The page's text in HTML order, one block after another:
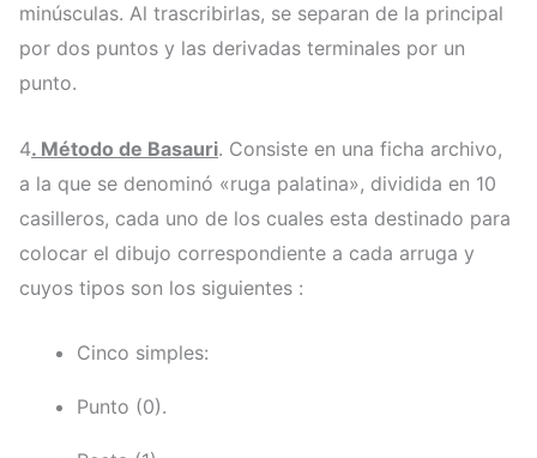
minúsculas. Al trascribirlas, se separan de la principal
por dos puntos y las derivadas terminales por un
punto.
4. Método de Basauri. Consiste en una ficha archivo,
a la que se denominó «ruga palatina», dividida en 10
casilleros, cada uno de los cuales esta destinado para
colocar el dibujo correspondiente a cada arruga y
cuyos tipos son los siguientes :
Cinco simples:
Punto (0).